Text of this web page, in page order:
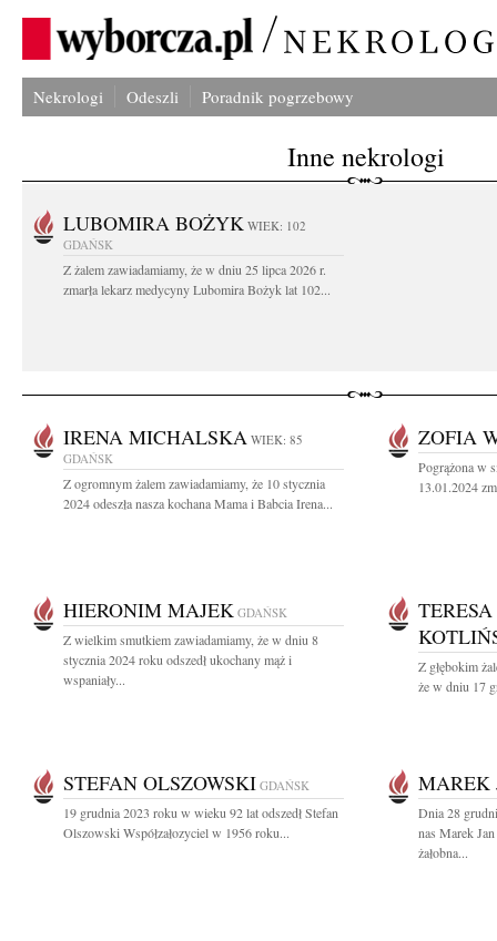
Nekrologi Odeszli Poradnik pogrzebowy
Inne nekrologi
LUBOMIRA BOŻYK WIEK: 102
GDAŃSK
Z żalem zawiadamiamy, że w dniu 25 lipca 2026 r.
zmarła lekarz medycyny Lubomira Bożyk lat 102...
IRENA MICHALSKA WIEK: 85
GDAŃSK
Z ogromnym żalem zawiadamiamy, że 10 stycznia
2024 odeszła nasza kochana Mama i Babcia Irena...
ZOFIA
Pogrążona w
13.01.2024
HIERONIM MAJEK GDAŃSK
Z wielkim smutkiem zawiadamiamy, że w dniu 8
stycznia 2024 roku odszedł ukochany mąż i
wspaniały...
Z głębokim
że w dniu 17
STEFAN OLSZOWSKI GDAŃSK
19 grudnia 2023 roku w wieku 92 lat odszedł Stefan
Olszowski Współzałozyciel w 1956 roku...
MAREK
Dnia 28
nas Marek
żałobna...